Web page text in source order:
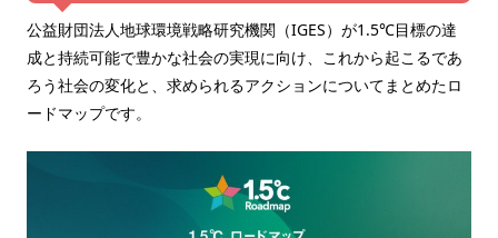
公益財団法人地球環境戦略研究機関（IGES）が1.5℃目標の達
成と持続可能で豊かな社会の実現に向け、これから起こるであ
ろう社会の変化と、求められるアクションについてまとめたロ
ードマップです。